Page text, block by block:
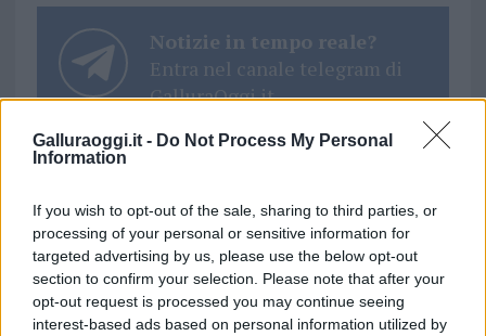
Galluraoggi.it - Do Not Process My Personal
Information
If you wish to opt-out of the sale, sharing to third parties, or
processing of your personal or sensitive information for
targeted advertising by us, please use the below opt-out
section to confirm your selection. Please note that after your
opt-out request is processed you may continue seeing
interest-based ads based on personal information utilized by
Notizie in tempo reale?
Entra nel canale telegram di
GalluraOggi.it
Ricevi le nostre ultime news
daGoogle News